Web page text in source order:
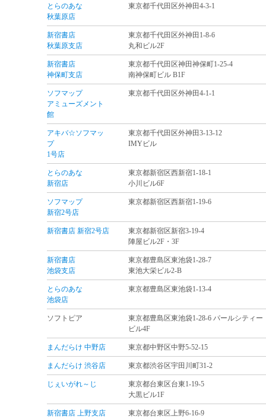
とらのあな
秋葉原店
東京都千代田区外神田4-3-1
新宿書店
秋葉原支店
東京都千代田区外神田1-8-6
丸和ビル2F
新宿書店
神保町支店
東京都千代田区神田神保町1-25-4
南神保町ビル B1F
ソフマップ
アミューズメント
館
東京都千代田区外神田4-1-1
アキバ☆ソフマッ
プ
1号店
東京都千代田区外神田3-13-12
IMYビル
とらのあな
新宿店
東京都新宿区西新宿1-18-1
小川ビル6F
ソフマップ
新宿2号店
東京都新宿区西新宿1-19-6
新宿書店 新宿2号店
東京都新宿区新宿3-19-4
陣屋ビル2F・3F
新宿書店
池袋支店
東京都豊島区東池袋1-28-7
東池大栄ビル2-B
とらのあな
池袋店
東京都豊島区東池袋1-13-4
ソフトピア
東京都豊島区東池袋1-28-6 パールシティー
ビル4F
まんだらけ 中野店 東京都中野区中野5-52-15
まんだらけ 渋谷店 東京都渋谷区宇田川町31-2
じぇいがれ～じ
東京都台東区台東1-19-5
大黒ビル1F
新宿書店 上野支店
東京都台東区上野6-16-9